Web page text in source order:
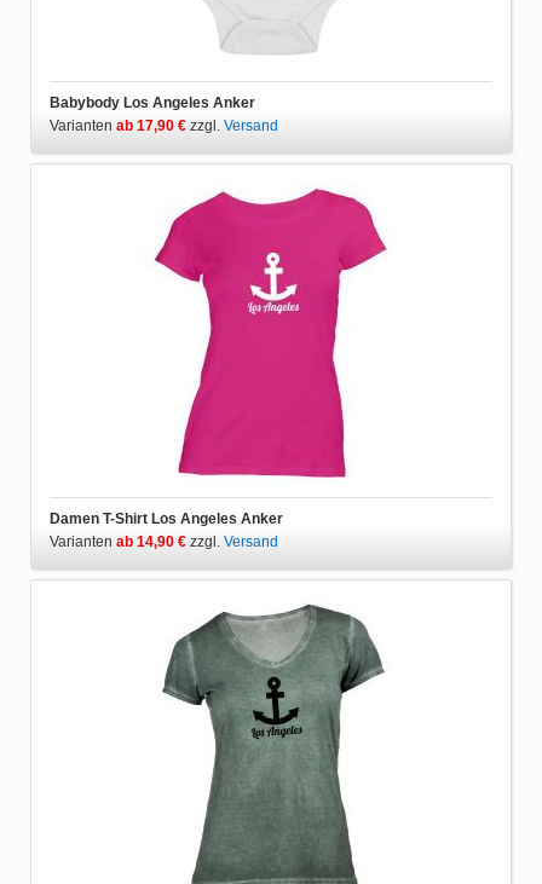
Babybody Los Angeles Anker
Varianten ab 17,90 € zzgl. Versand
Damen T-Shirt Los Angeles Anker
Varianten ab 14,90 € zzgl. Versand